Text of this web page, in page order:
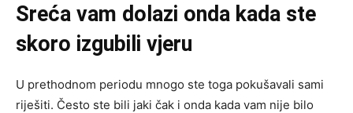
Sreća vam dolazi onda kada ste
skoro izgubili vjeru
U prethodnom periodu mnogo ste toga pokušavali sami
riješiti. Često ste bili jaki čak i onda kada vam nije bilo